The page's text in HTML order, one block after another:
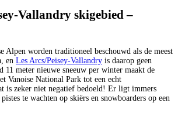
Vallandry skigebied –
Alpen worden traditioneel beschouwd als de meest
en Les Arcs/Peisey-Vallandry is daarop geen
11 meter nieuwe sneeuw per winter maakt de
Vanoise National Park tot een echt
is zeker niet negatief bedoeld! Er ligt immers
te wachten op skiërs en snowboarders op een